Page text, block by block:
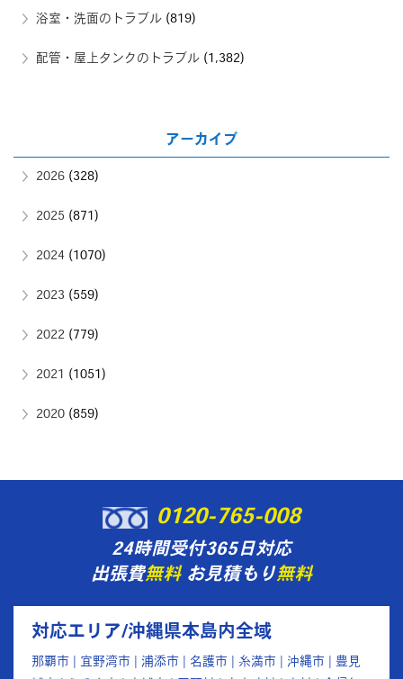
浴室・洗面のトラブル (819)
配管・屋上タンクのトラブル (1,382)
アーカイブ
2026 (328)
2025 (871)
2024 (1070)
2023 (559)
2022 (779)
2021 (1051)
2020 (859)
0120-765-008
24時間受付365日対応
出張費無料お見積もり無料
対応エリア/沖縄県本島内全域
那覇市 | 宜野湾市 | 浦添市 | 名護市 | 糸満市 | 沖縄市 | 豊見